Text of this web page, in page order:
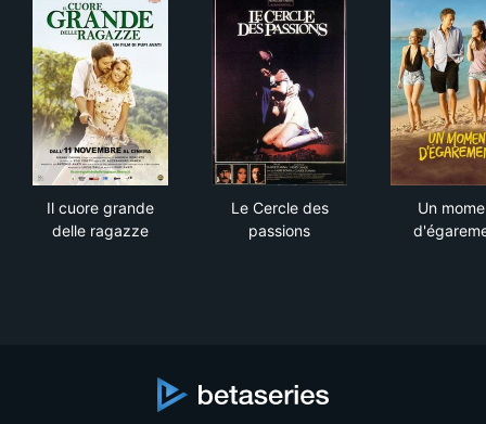
Il cuore grande
delle ragazze
Le Cercle des
passions
Un